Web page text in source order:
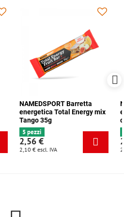
NAMEDSPORT Barretta
energetica Total Energy mix
Tango 35g
5 pezzi
2,56 €
2,10 € escl. IVA